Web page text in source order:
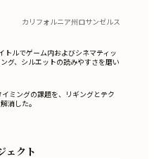
カリフォルニア州ロサンゼルス
ルでゲーム内およびシネマティッ
グ、シルエットの読みやすさを磨い
ミングの課題を、リギングとテク
消した。
ェクト